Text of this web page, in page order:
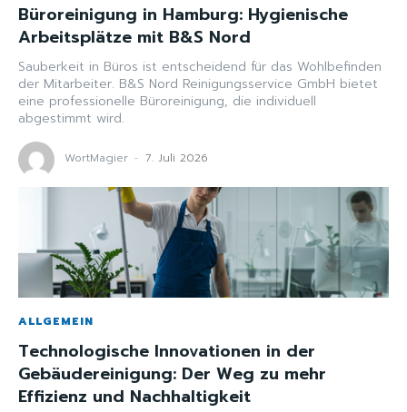
Büroreinigung in Hamburg: Hygienische
Arbeitsplätze mit B&S Nord
Sauberkeit in Büros ist entscheidend für das Wohlbefinden
der Mitarbeiter. B&S Nord Reinigungsservice GmbH bietet
eine professionelle Büroreinigung, die individuell
abgestimmt wird.
WortMagier - 7. Juli 2026
ALLGEMEIN
Technologische Innovationen in der
Gebäudereinigung: Der Weg zu mehr
Effizienz und Nachhaltigkeit